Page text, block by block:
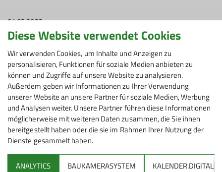
01.03.2022
Die Mittwoch-Seniorengruppe des Alpenvereins
Friedrichshafen teilt mit, dass die für Mittwoch, 16.
März, geplante Wanderung durch die Hausbachklamm
bei Weiler im Allgäu ausfallen muss.
Diese Website verwendet Cookies
Wir verwenden Cookies, um Inhalte und Anzeigen zu
personalisieren, Funktionen für soziale Medien anbieten zu
können und Zugriffe auf unsere Website zu analysieren.
Außerdem geben wir Informationen zu Ihrer Verwendung
unserer Website an unsere Partner für soziale Medien, Werbung
und Analysen weiter. Unsere Partner führen diese Informationen
möglicherweise mit weiteren Daten zusammen, die Sie ihnen
bereitgestellt haben oder die sie im Rahmen Ihrer Nutzung der
Dienste gesammelt haben.
ANALYTICS BAUKAMERASYSTEM KALENDER.DIGITAL